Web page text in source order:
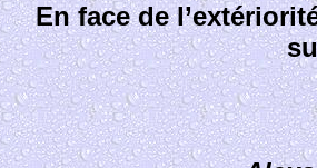
En face de